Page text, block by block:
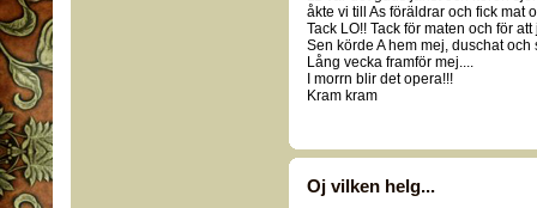
åkte vi till As föräldrar och fick mat
Tack LO!! Tack för maten och för
Sen körde A hem mej, duschat och
Lång vecka framför mej....
I morrn blir det opera!!!
Kram kram
Oj vilken helg...